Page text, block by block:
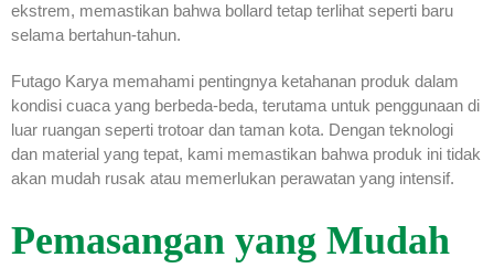
ekstrem, memastikan bahwa bollard tetap terlihat seperti baru
selama bertahun-tahun.
Futago Karya memahami pentingnya ketahanan produk dalam
kondisi cuaca yang berbeda-beda, terutama untuk penggunaan di
luar ruangan seperti trotoar dan taman kota. Dengan teknologi
dan material yang tepat, kami memastikan bahwa produk ini tidak
akan mudah rusak atau memerlukan perawatan yang intensif.
Pemasangan yang Mudah